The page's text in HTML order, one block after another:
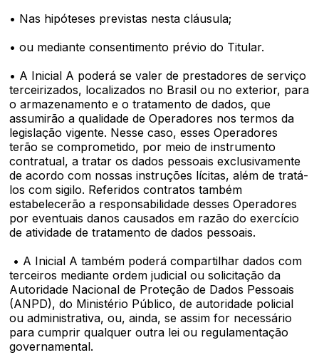
• Nas hipóteses previstas nesta cláusula;
• ou mediante consentimento prévio do Titular.
• A Inicial A poderá se valer de prestadores de serviço
terceirizados, localizados no Brasil ou no exterior, para
o armazenamento e o tratamento de dados, que
assumirão a qualidade de Operadores nos termos da
legislação vigente. Nesse caso, esses Operadores
terão se comprometido, por meio de instrumento
contratual, a tratar os dados pessoais exclusivamente
de acordo com nossas instruções lícitas, além de tratá-
los com sigilo. Referidos contratos também
estabelecerão a responsabilidade desses Operadores
por eventuais danos causados em razão do exercício
de atividade de tratamento de dados pessoais.
• A Inicial A também poderá compartilhar dados com
terceiros mediante ordem judicial ou solicitação da
Autoridade Nacional de Proteção de Dados Pessoais
(ANPD), do Ministério Público, de autoridade policial
ou administrativa, ou, ainda, se assim for necessário
para cumprir qualquer outra lei ou regulamentação
governamental.